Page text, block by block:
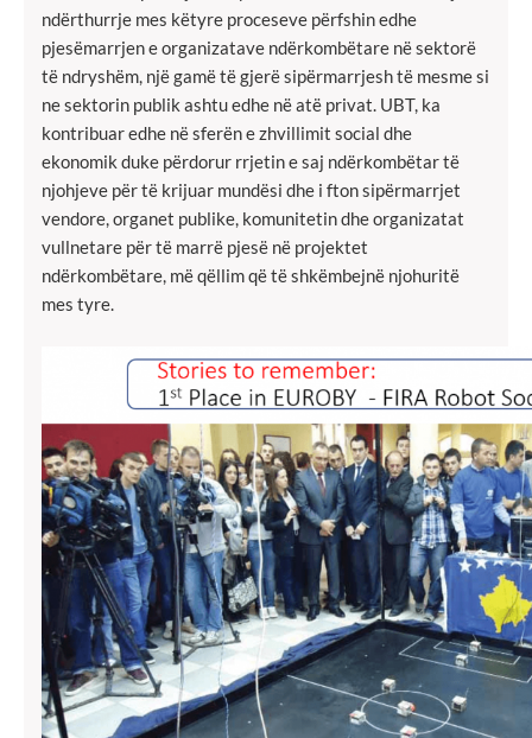
ndërthurrje mes këtyre proceseve përfshin edhe
pjesëmarrjen e organizatave ndërkombëtare në sektorë
të ndryshëm, një gamë të gjerë sipërmarrjesh të mesme si
ne sektorin publik ashtu edhe në atë privat. UBT, ka
kontribuar edhe në sferën e zhvillimit social dhe
ekonomik duke përdorur rrjetin e saj ndërkombëtar të
njohjeve për të krijuar mundësi dhe i fton sipërmarrjet
vendore, organet publike, komunitetin dhe organizatat
vullnetare për të marrë pjesë në projektet
ndërkombëtare, më qëllim që të shkëmbejnë njohuritë
mes tyre.